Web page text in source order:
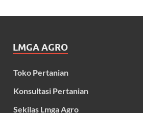
LMGA AGRO
Toko Pertanian
Konsultasi Pertanian
Sekilas Lmga Agro